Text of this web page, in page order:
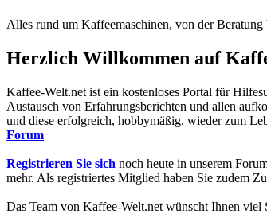
Alles rund um Kaffeemaschinen, von der
Herzlich Willkommen auf
Kaffee-Welt.net ist ein kostenloses Portal für
Austausch von Erfahrungsberichten und allen
und diese erfolgreich, hobbymäßig, wieder zum
Forum
Registrieren Sie sich noch heute in unserem
mehr. Als registriertes Mitglied haben Sie zudem
Das Team von Kaffee-Welt.net wünscht Ihnen viel